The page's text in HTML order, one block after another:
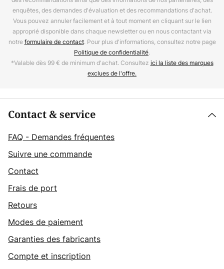
enquêtes, des demandes d'évaluation et des recommandations d'achat.
Vous pouvez annuler facilement et à tout moment en cliquant sur le lien
approprié disponible dans chaque newsletter ou en nous contactant via
notreformulaire de contact. Pour plus d'informations, consultez notre page
Politique de confidentialité.
*Valable dès 99 € de minimum d'achat. Consultez ici la liste des marques
exclues de l'offre.
Contact & service
FAQ - Demandes fréquentes
Suivre une commande
Contact
Frais de port
Retours
Modes de paiement
Garanties des fabricants
Compte et inscription